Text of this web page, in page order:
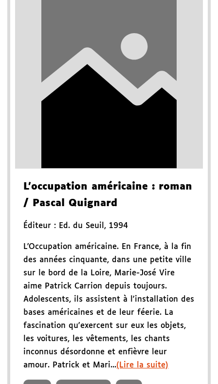
L'occupation américaine : roman
/ Pascal Quignard
Éditeur : Ed. du Seuil , 1994
L'Occupation américaine. En France, à la fin
des années cinquante, dans une petite ville
sur le bord de la Loire, Marie-José Vire
aime Patrick Carrion depuis toujours.
Adolescents, ils assistent à l'installation des
bases américaines et de leur féerie. La
fascination qu'exercent sur eux les objets,
les voitures, les vêtements, les chants
inconnus désordonne et enfièvre leur
amour. Patrick et Mari...(Lire la suite)